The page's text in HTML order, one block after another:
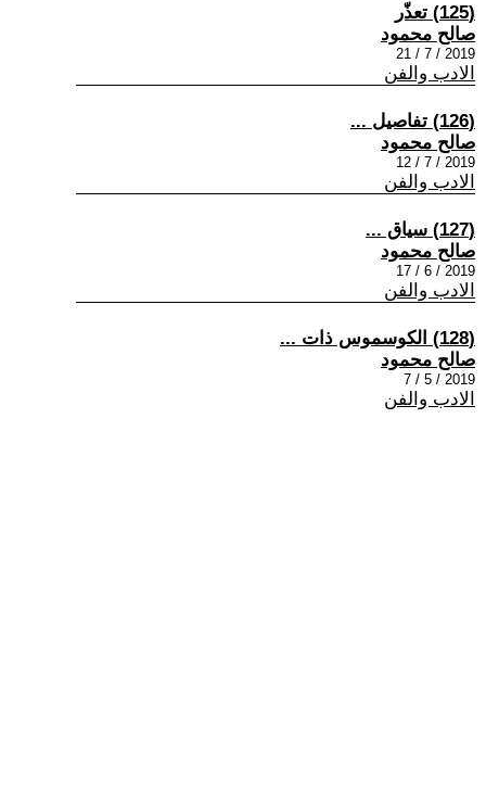
(125) تعذّر
صالح محمود
2019 / 7 / 21
الادب والفن
(126) تفاصيل ...
صالح محمود
2019 / 7 / 12
الادب والفن
(127) سياق ...
صالح محمود
2019 / 6 / 17
الادب والفن
(128) الكوسموس ذات ...
صالح محمود
2019 / 5 / 7
الادب والفن